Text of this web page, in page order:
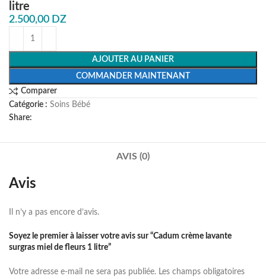
litre
2.500,00 DZ
AJOUTER AU PANIER
COMMANDER MAINTENANT
Comparer
Catégorie : ⁠Soins Bébé
Share:
AVIS (0)
Avis
Il n’y a pas encore d’avis.
Soyez le premier à laisser votre avis sur “Cadum crème lavante
surgras miel de fleurs 1 litre”
Votre adresse e-mail ne sera pas publiée. Les champs obligatoires